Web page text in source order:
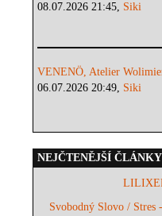
08.07.2026 21:45, Siki
VENENÖ, Atelier
06.07.2026 20:49, Siki
NEJČTENĚJŠÍ ČLÁNKY
Svobodný Slovo / Stres